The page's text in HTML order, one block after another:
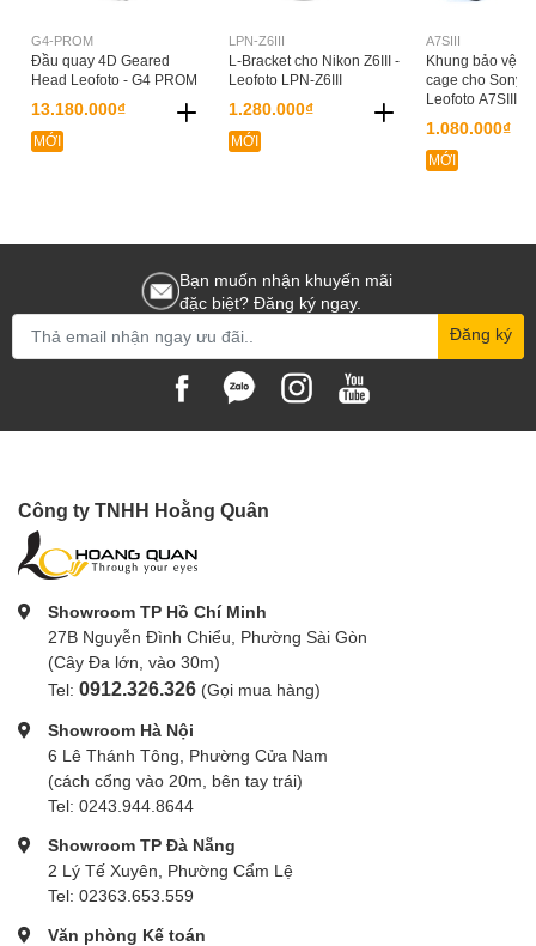
G4-PROM
Đầu quay 4D Geared
Head Leofoto - G4 PROM
13.180.000₫
MỚI
LPN-Z6III
L-Bracket cho Nikon Z6III -
Leofoto LPN-Z6III
1.280.000₫
MỚI
A7SIII
Khung bảo vệ
cage cho Sony
Leofoto A7SIII
1.080.000₫
MỚI
Bạn muốn nhận khuyến mãi
đặc biệt? Đăng ký ngay.
Đăng ký
Công ty TNHH Hoằng Quân
Showroom TP Hồ Chí Minh
27B Nguyễn Đình Chiểu, Phường Sài Gòn
(Cây Đa lớn, vào 30m)
Tel: 0912.326.326 (Gọi mua hàng)
Showroom Hà Nội
6 Lê Thánh Tông, Phường Cửa Nam
(cách cổng vào 20m, bên tay trái)
Tel: 0243.944.8644
Showroom TP Đà Nẵng
2 Lý Tế Xuyên, Phường Cẩm Lệ
Tel: 02363.653.559
Văn phòng Kế toán